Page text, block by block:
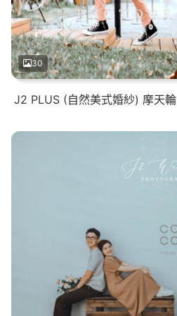
30
J2 PLUS (自然美式婚紗) 摩天輪